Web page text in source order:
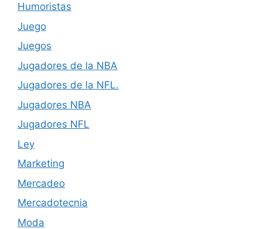
Humoristas
Juego
Juegos
Jugadores de la NBA
Jugadores de la NFL.
Jugadores NBA
Jugadores NFL
Ley
Marketing
Mercadeo
Mercadotecnia
Moda